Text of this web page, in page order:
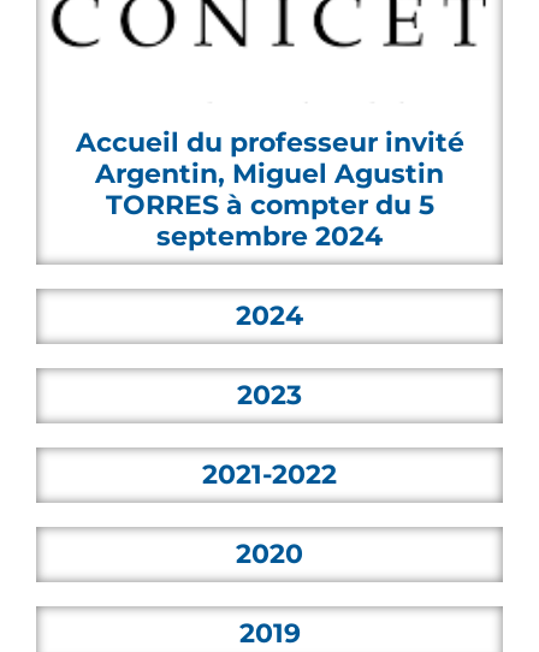
Accueil du professeur invité
Argentin, Miguel Agustin
TORRES à compter du 5
septembre 2024
2024
2023
2021-2022
2020
2019